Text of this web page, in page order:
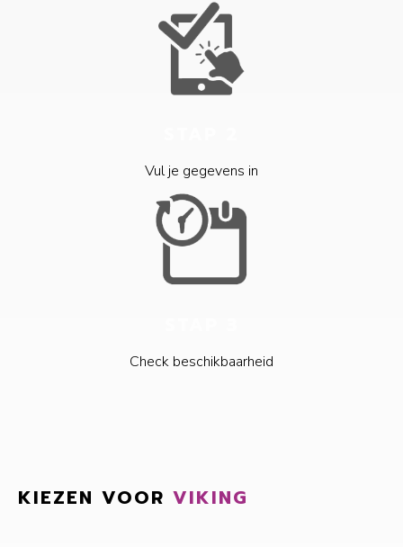
Vul je gegevens in
Check beschikbaarheid
KIEZEN VOOR VIKING